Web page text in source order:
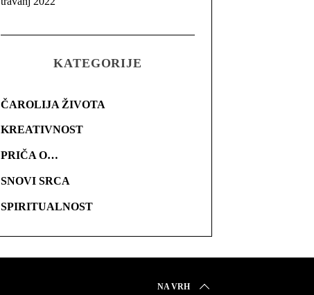
KATEGORIJE
ČAROLIJA ŽIVOTA
KREATIVNOST
PRIČA O…
SNOVI SRCA
SPIRITUALNOST
NA VRH